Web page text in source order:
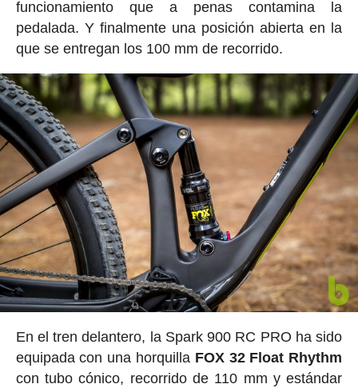
funcionamiento que a penas contamina la
pedalada. Y finalmente una posición abierta en la
que se entregan los 100 mm de recorrido.
En el tren delantero, la Spark 900 RC PRO ha sido
equipada con una horquilla FOX 32 Float Rhythm
con tubo cónico, recorrido de 110 mm y estándar